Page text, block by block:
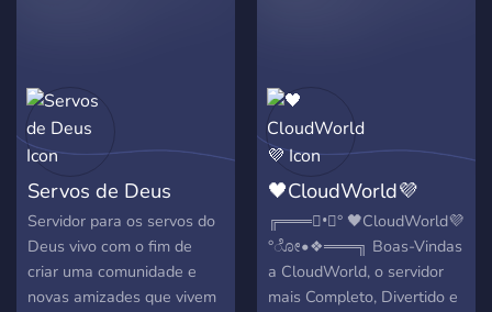
Servos de Deus
Servidor para os servos do
Deus vivo com o fim de
criar uma comunidade e
novas amizades que vivem
🖤CloudWorld💜
╔═══❖•ೋ° 🖤CloudWorld💜
°ೋ•❖═══╗ Boas-Vindas
a CloudWorld, o servidor
mais Completo, Divertido e